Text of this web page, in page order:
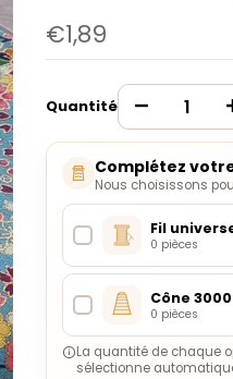
€1,89
Quantité
Complétez
Nous choisissons
Fil
0 pièces
Cône
0 pièces
La quantité de chaque
sélectionne